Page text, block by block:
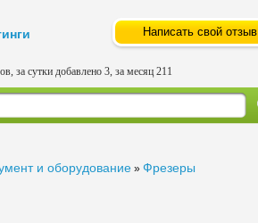
Написать свой отзыв
за сутки добавлено 3, за месяц 211
и оборудование » Фрезеры